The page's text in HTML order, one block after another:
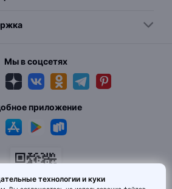
Мы в соцсетях
приложение
технологии и куки